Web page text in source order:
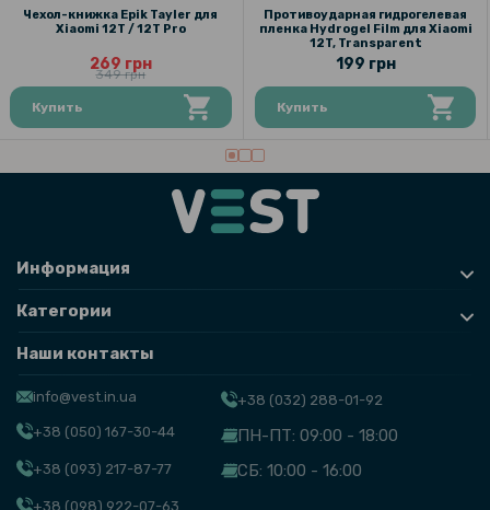
Чехол-книжка Epik Tayler для
Xiaomi 12T / 12T Pro
269 грн
349 грн
Купить
Противоударная гидрогелевая
пленка Hydrogel Film для Xiaomi
12T, Transparent
199 грн
Купить
Информация
Категории
Наши контакты
info@vest.in.ua
+38 (050) 167-30-44
+38 (093) 217-87-77
+38 (098) 922-07-63
+38 (032) 288-01-92
ПН-ПТ: 09:00 - 18:00
СБ: 10:00 - 16:00